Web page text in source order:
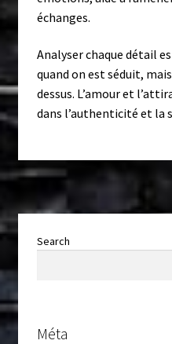
échanges.
Analyser chaque détail
quand on est séduit,
dessus. L’amour et
dans l’authenticité et la
Search
Méta